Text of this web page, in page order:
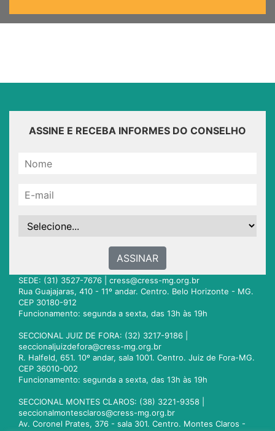
ASSINE E RECEBA INFORMES DO CONSELHO
ASSINAR
SEDE: (31) 3527-7676 | cress@cress-mg.org.br
Rua Guajajaras, 410 - 11º andar. Centro. Belo Horizonte - MG.
CEP 30180-912
Funcionamento: segunda a sexta, das 13h às 19h
SECCIONAL JUIZ DE FORA: (32) 3217-9186 |
seccionaljuizdefora@cress-mg.org.br
R. Halfeld, 651. 10º andar, sala 1001. Centro. Juiz de Fora-MG.
CEP 36010-002
Funcionamento: segunda a sexta, das 13h às 19h
SECCIONAL MONTES CLAROS: (38) 3221-9358 |
seccionalmontesclaros@cress-mg.org.br
Av. Coronel Prates, 376 - sala 301. Centro. Montes Claros -